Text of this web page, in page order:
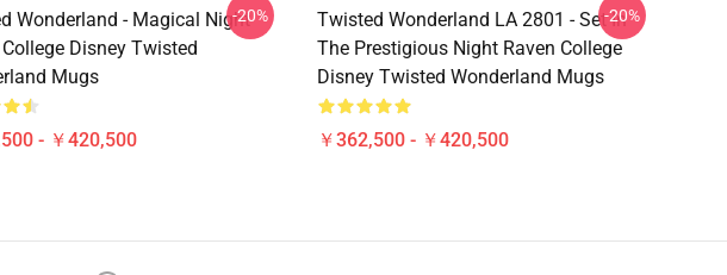
Wonderland - Magical Night
Disney Twisted
Mugs
- ￥420,500
-20%
Twisted Wonderland LA 2801 - Set In
The Prestigious Night Raven College
Disney Twisted Wonderland Mugs
￥362,500 - ￥420,500
-20%